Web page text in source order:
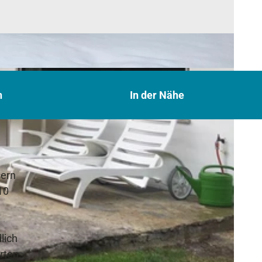
In der Nähe